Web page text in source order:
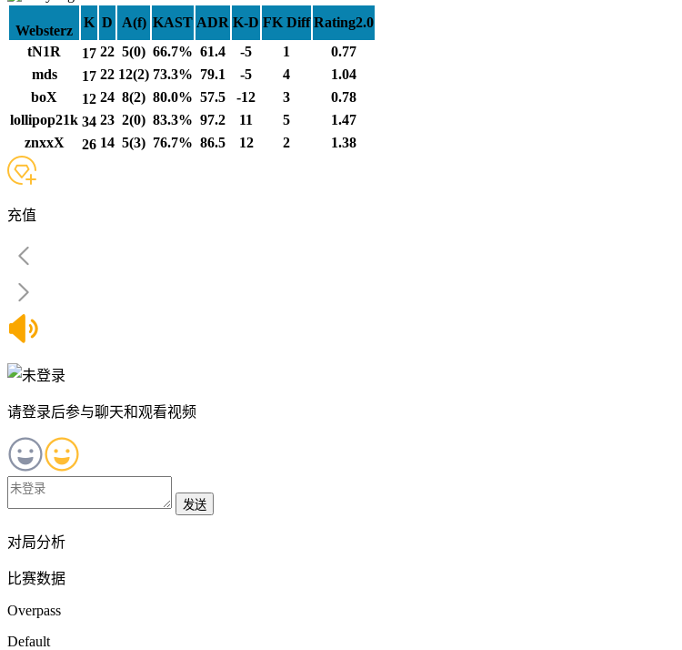
Websterz
K D A(f) KAST ADR K-D FK Diff Rating2.0
tN1R
17 22 5(0) 66.7% 61.4 -5 1
0.77
mds
17 22 12(2) 73.3% 79.1 -5 4
1.04
boX
12 24 8(2) 80.0% 57.5 -12 3
0.78
lollipop21k 34 23 2(0) 83.3% 97.2 11 5
1.47
znxxX
26 14 5(3) 76.7% 86.5 12 2 1.38
充值
请登录后参与聊天和观看视频
发送
对局分析
比赛数据
Overpass
Default